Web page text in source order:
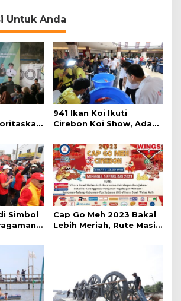
s
a
t
a
K
o
t
a
C
r
o
n
Untuk Anda
941 Ikan Koi Ikuti
Cirebon Koi Show, Ada
Simbol
Cap Go Meh 2023 Bakal
Lebih Meriah, Rute Masih